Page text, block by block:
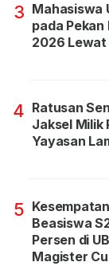
3 Mahasiswa
pada Pekan
2026 Lewat
4 Ratusan
Jaksel Milik
Yayasan
5
Beasiswa
Persen di
Magister